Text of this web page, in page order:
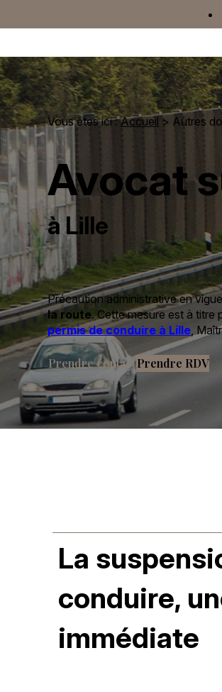
Vous êtes ici : Accueil > Autres
Avocat
à Lille
Précaution administrative en
la route. Cette mesure est à
permis de conduire à Lille ,
Prendre contactPrendre RDV
La
conduire,
immédiate